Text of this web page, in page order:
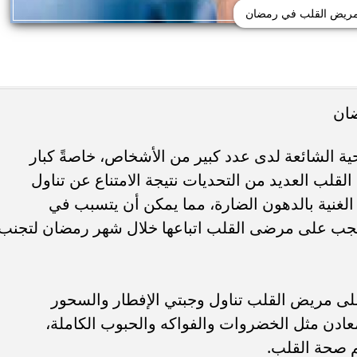
القلب في رمضان
الشائعة لدى عدد كبير من الأشخاص، خاصةً كبار
العديد من التحديات نتيجة الامتناع عن تناول
الغنية بالدهون الضارة، مما يمكن أن يتسبب في
على مرضى القلب اتباعها خلال شهر رمضان
مريض القلب تناول وجبتي الإفطار والسحور
مثل الخضروات والفواكه والحبوب الكاملة،
صحة القلب.